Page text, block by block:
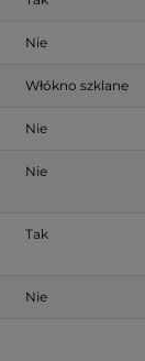
Nie
Włókno szklane
Nie
Nie
Tak
Nie